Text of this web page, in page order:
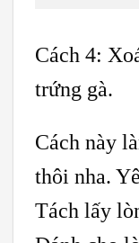
Cách 4:
trứng gà.
Cách này
thôi nha.
Tách lấy